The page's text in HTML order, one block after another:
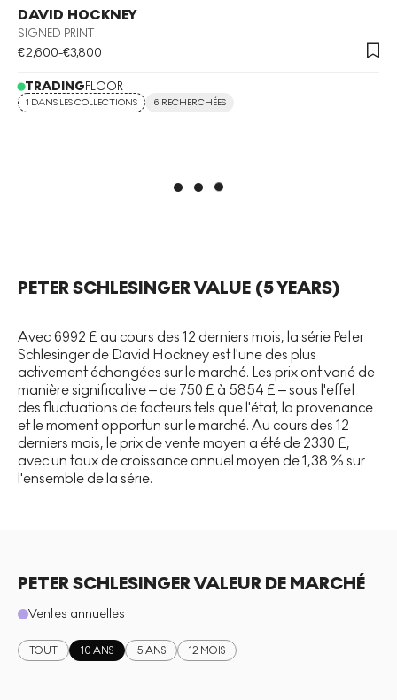
DAVID HOCKNEY
SIGNED PRINT
€2,600-€3,800
TRADINGFLOOR
1 DANS LES COLLECTIONS 6 RECHERCHÉES
PETER SCHLESINGERVALUE (5 YEARS)
Avec 6992 £ au cours des 12 derniers mois, la série Peter
Schlesinger de David Hockney est l'une des plus
activement échangées sur le marché. Les prix ont varié de
manière significative – de 750 £ à 5854 £ – sous l'effet
des fluctuations de facteurs tels que l'état, la provenance
et le moment opportun sur le marché. Au cours des 12
derniers mois, le prix de vente moyen a été de 2330 £,
avec un taux de croissance annuel moyen de 1,38 % sur
l'ensemble de la série.
PETER SCHLESINGER VALEUR DE MARCHÉ
Ventes annuelles
TOUT 10 ANS 5 ANS 12 MOIS